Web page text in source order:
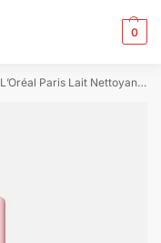
0
L’Oréal Paris Lait Nettoyant Douceur Fleurs Rares (Rose & Jasmin)